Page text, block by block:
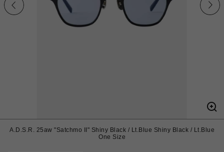
A.D.S.R. 25aw "Satchmo II" Shiny Black / Lt.Blue Shiny Black / Lt.Blue
One Size